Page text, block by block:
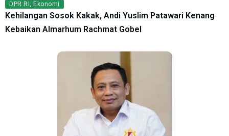
DPR RI , Ekonomi
Kehilangan Sosok Kakak, Andi Yuslim Patawari Kenang
Kebaikan Almarhum Rachmat Gobel